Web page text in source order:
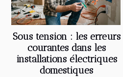
Sous tension : les erreurs
courantes dans les
installations électriques
domestiques